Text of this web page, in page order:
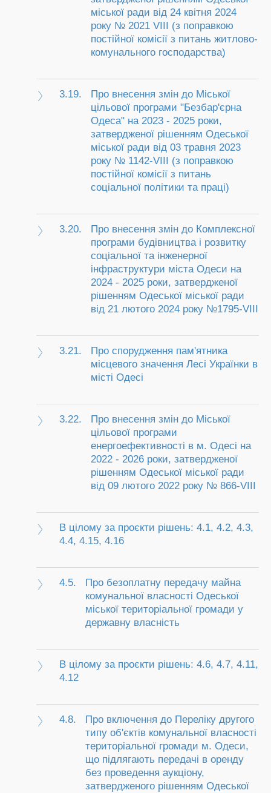
міської ради від 24 квітня 2024
року № 2021 VІІІ (з поправкою
постійної комісії з питань житлово-
комунального господарства)
3.19.
Про внесення змін до Міської
цільової програми "Безбар'єрна
Одеса" на 2023 - 2025 роки,
затвердженої рішенням Одеської
міської ради від 03 травня 2023
року № 1142-VIII (з поправкою
постійної комісії з питань
соціальної політики та праці)
3.20.
Про внесення змін до Комплексної
програми будівництва і розвитку
соціальної та інженерної
інфраструктури міста Одеси на
2024 - 2025 роки, затвердженої
рішенням Одеської міської ради
від 21 лютого 2024 року №1795-VIII
3.21.
Про спорудження пам'ятника
місцевого значення Лесі Українки в
місті Одесі
3.22.
Про внесення змін до Міської
цільової програми
енергоефективності в м. Одесі на
2022 - 2026 роки, затвердженої
рішенням Одеської міської ради
від 09 лютого 2022 року № 866-VIIІ
В цілому за проєкти рішень: 4.1, 4.2, 4.3,
4.4, 4.15, 4.16
4.5.
Про безоплатну передачу майна
комунальної власності Одеської
міської територіальної громади у
державну власність
В цілому за проєкти рішень: 4.6, 4.7, 4.11,
4.12
4.8.
Про включення до Переліку другого
типу об'єктів комунальної власності
територіальної громади м. Одеси,
що підлягають передачі в оренду
без проведення аукціону,
затвердженого рішенням Одеської